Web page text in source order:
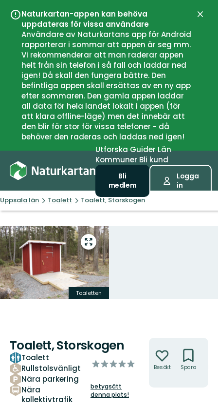
Naturkartan-appen kan behöva
uppdateras för vissa användare
Användare av Naturkartans app för Android
rapporterar i sommar att appen är seg mm.
Vi rekommenderar att man raderar appen
helt från sin telefon i så fall och laddar ned
igen! Då skall den fungera bättre. Den
befintliga appen skall ersättas av en ny app
efter sommaren. Den gamla appen laddar
all data för hela landet lokalt i appen (för
att klara offline-läge) men det innebär att
den blir för stor för vissa telefoner - då
behöver den raderas och laddas ned igen!
UtforskaGuiderLän
Kommuner Bli kund
Bli
medlem
Logga
in
Uppsala län Toalett Toalett, Storskogen
Gå
till
helskärmsläge
Toaletten
Toalett, Storskogen
Toalett
Rullstolsvänligt
Nära parkering
Nära
kollektivtrafik
av
stjärnor
betygsätt
denna plats!
Besökt Spara